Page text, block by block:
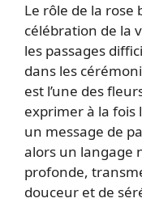
Le rôle de la rose
célébration de la
les passages
dans les
est l’une des
exprimer à la fois
un message de
alors un langage
profonde,
douceur et de